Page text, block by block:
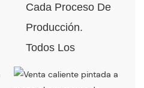
Cada Proceso De
Producción.
Todos Los